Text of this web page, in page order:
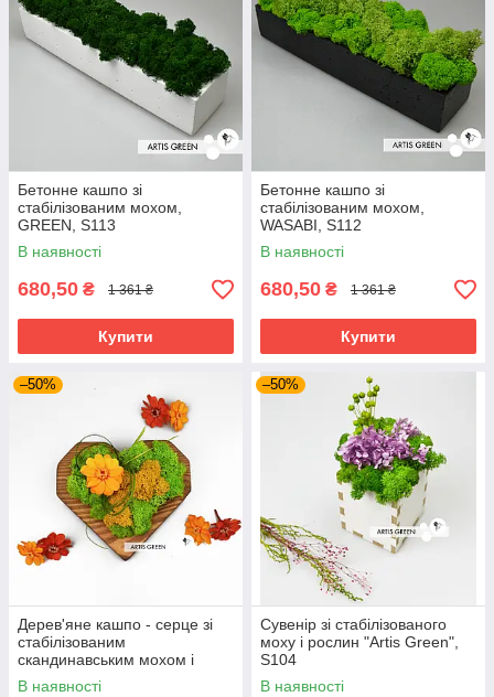
Бетонне кашпо зі
стабілізованим мохом,
GREEN, S113
В наявності
680,50 ₴ 1 361 ₴
Купити
Бетонне кашпо зі
стабілізованим мохом,
WASABI, S112
В наявності
680,50 ₴ 1 361 ₴
Купити
–50%
Дерев'яне кашпо - серце зі
стабілізованим
скандинавським мохом і
цинією, S103
В наявності
–50%
Сувенір зі стабілізованого
моху і рослин "Artis Green",
S104
В наявності